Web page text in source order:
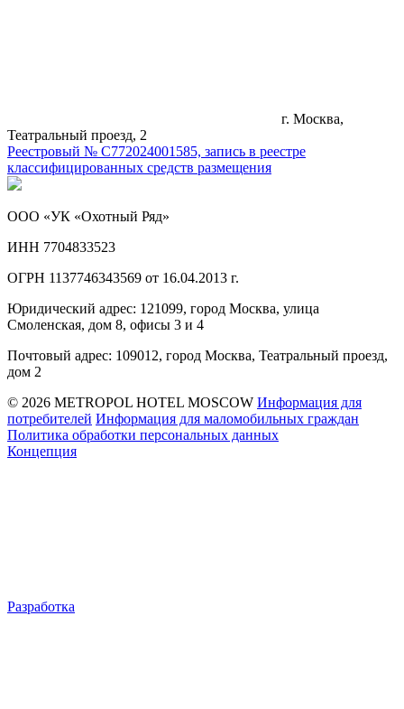
г. Москва,
Театральный проезд, 2
Реестровый № С772024001585, запись в реестре
классифицированных средств размещения
ООО «УК «Охотный Ряд»
ИНН 7704833523
ОГРН 1137746343569 от 16.04.2013 г.
Юридический адрес: 121099, город Москва, улица
Смоленская, дом 8, офисы 3 и 4
Почтовый адрес: 109012, город Москва, Театральный проезд,
дом 2
© 2026 METROPOL HOTEL MOSCOW Информация для
потребителей Информация для маломобильных граждан
Политика обработки персональных данных
Концепция
Разработка